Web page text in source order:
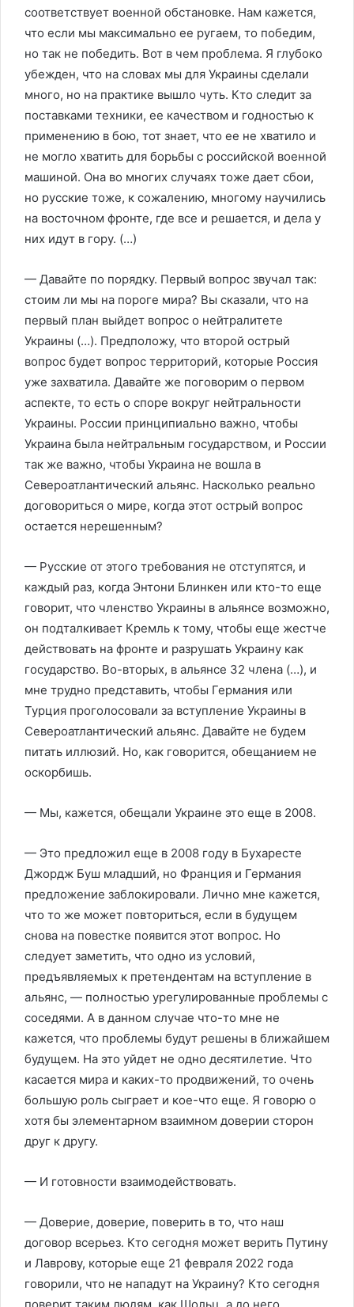
соответствует военной обстановке. Нам кажется,
что если мы максимально ее ругаем, то победим,
но так не победить. Вот в чем проблема. Я глубоко
убежден, что на словах мы для Украины сделали
много, но на практике вышло чуть. Кто следит за
поставками техники, ее качеством и годностью к
применению в бою, тот знает, что ее не хватило и
не могло хватить для борьбы с российской военной
машиной. Она во многих случаях тоже дает сбои,
но русские тоже, к сожалению, многому научились
на восточном фронте, где все и решается, и дела у
них идут в гору. (…)
— Давайте по порядку. Первый вопрос звучал так:
стоим ли мы на пороге мира? Вы сказали, что на
первый план выйдет вопрос о нейтралитете
Украины (…). Предположу, что второй острый
вопрос будет вопрос территорий, которые Россия
уже захватила. Давайте же поговорим о первом
аспекте, то есть о споре вокруг нейтральности
Украины. России принципиально важно, чтобы
Украина была нейтральным государством, и России
так же важно, чтобы Украина не вошла в
Североатлантический альянс. Насколько реально
договориться о мире, когда этот острый вопрос
остается нерешенным?
— Русские от этого требования не отступятся, и
каждый раз, когда Энтони Блинкен или кто-то еще
говорит, что членство Украины в альянсе возможно,
он подталкивает Кремль к тому, чтобы еще жестче
действовать на фронте и разрушать Украину как
государство. Во-вторых, в альянсе 32 члена (…), и
мне трудно представить, чтобы Германия или
Турция проголосовали за вступление Украины в
Североатлантический альянс. Давайте не будем
питать иллюзий. Но, как говорится, обещанием не
оскорбишь.
— Мы, кажется, обещали Украине это еще в 2008.
— Это предложил еще в 2008 году в Бухаресте
Джордж Буш младший, но Франция и Германия
предложение заблокировали. Лично мне кажется,
что то же может повториться, если в будущем
снова на повестке появится этот вопрос. Но
следует заметить, что одно из условий,
предъявляемых к претендентам на вступление в
альянс, — полностью урегулированные проблемы с
соседями. А в данном случае что-то мне не
кажется, что проблемы будут решены в ближайшем
будущем. На это уйдет не одно десятилетие. Что
касается мира и каких-то продвижений, то очень
большую роль сыграет и кое-что еще. Я говорю о
хотя бы элементарном взаимном доверии сторон
друг к другу.
— И готовности взаимодействовать.
— Доверие, доверие, поверить в то, что наш
договор всерьез. Кто сегодня может верить Путину
и Лаврову, которые еще 21 февраля 2022 года
говорили, что не нападут на Украину? Кто сегодня